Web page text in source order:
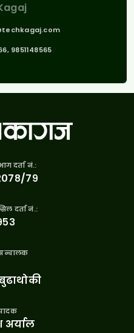
9851148565
दर्ता नं.:
७९
दर्ता नं.:
अर्याल